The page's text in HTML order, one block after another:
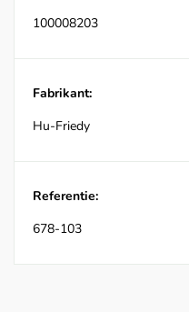
100008203
Fabrikant:
Hu-Friedy
Referentie:
678-103